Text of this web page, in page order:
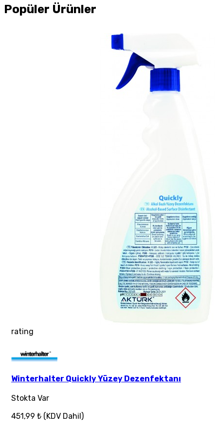
Popüler Ürünler
rating
Winterhalter Quickly Yüzey Dezenfektanı
Stokta Var
451,99 ₺ (KDV Dahil)